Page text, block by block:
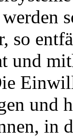
so
und
und
in